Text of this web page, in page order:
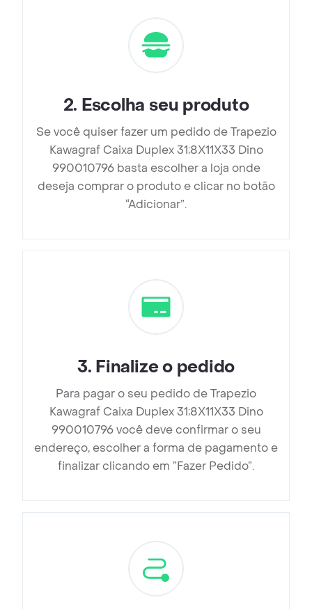
2. Escolha seu produto
Se você quiser fazer um pedido de Trapezio
Kawagraf Caixa Duplex 31;8X11X33 Dino
990010796 basta escolher a loja onde
deseja comprar o produto e clicar no botão
“Adicionar”.
3. Finalize o pedido
Para pagar o seu pedido de Trapezio
Kawagraf Caixa Duplex 31;8X11X33 Dino
990010796 você deve confirmar o seu
endereço, escolher a forma de pagamento e
finalizar clicando em ”Fazer Pedido”.